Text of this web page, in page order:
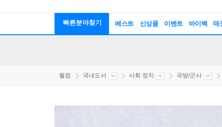
빠른분야찾기 베스트 신상품 이벤트 바이백 매
웰컴 국내도서 사회 정치 국방/군사